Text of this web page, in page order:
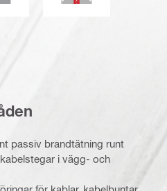
passiv brandtätning runt
i vägg- och